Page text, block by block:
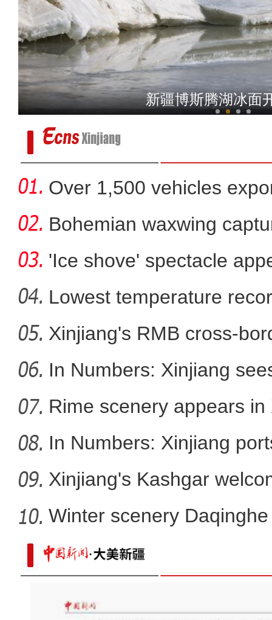
新疆阿拉尔市：良好生态吸
开学季沙雅县图书馆成
道中华丨“檩条”“椽子”用
新疆博斯腾湖冰面
Over 1,500 vehicles
Bohemian waxwing
'Ice shove' spectacle
Lowest temperature
Xinjiang's RMB cross-
In Numbers: Xinjiang
Rime scenery appears in
In Numbers: Xinjiang
Xinjiang's Kashgar
Winter scenery